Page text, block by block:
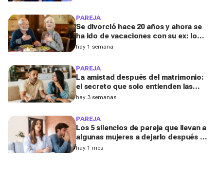
PAREJA
Se divorció hace 20 años y ahora se
ha ido de vacaciones con su ex: lo
que ocurrió a los 70 la sorprendió
hay 1 semana
PAREJA
La amistad después del matrimonio:
el secreto que solo entienden las
personas divorciadas y viudas, según
hay 3 semanas
PAREJA
Los 5 silencios de pareja que llevan a
algunas mujeres a dejarlo después de
los 40, según una coach experta
hay 1 mes